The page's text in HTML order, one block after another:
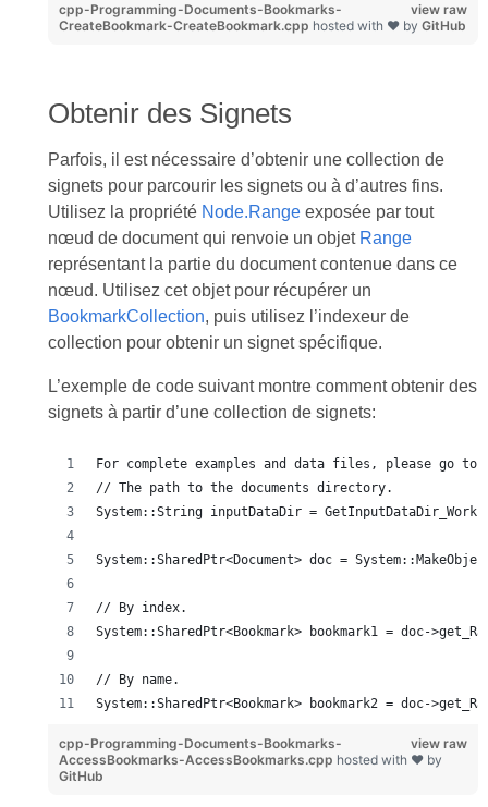
view raw
cpp-Programming-Documents-Bookmarks-
CreateBookmark-CreateBookmark.cpp hosted with ❤ by GitHub
Obtenir des Signets
Parfois, il est nécessaire d’obtenir une collection de
signets pour parcourir les signets ou à d’autres fins.
Utilisez la propriété Node.Rangeexposée par tout
nœud de document qui renvoie un objet Range
représentant la partie du document contenue dans ce
nœud. Utilisez cet objet pour récupérer un
BookmarkCollection, puis utilisez l’indexeur de
collection pour obtenir un signet spécifique.
L’exemple de code suivant montre comment obtenir des
signets à partir d’une collection de signets:
For complete examples and data files, please go to
// The path to the documents directory.
System::String inputDataDir =
System::SharedPtr<Document> doc =
// By index.
System::SharedPtr<Bookmark> bookmark1 = doc-
// By name.
System::SharedPtr<Bookmark> bookmark2 = doc-
view raw
cpp-Programming-Documents-Bookmarks-
AccessBookmarks-AccessBookmarks.cpp hosted with ❤ by
GitHub